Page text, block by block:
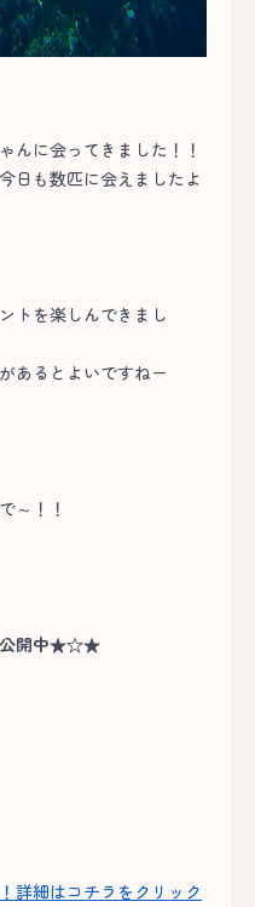
んに会ってきました！！
日も数匹に会えましたよ
トを楽しんできまし
あるとよいですねー
～！！
公開中★☆★
詳細はコチラをクリック